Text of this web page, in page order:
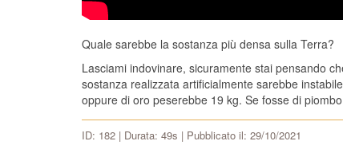
Quale sarebbe la sostanza più densa sulla Terra?
Lasciami indovinare, sicuramente stai pensando
sostanza realizzata artificialmente sarebbe
oppure di oro peserebbe 19 kg. Se fosse di
ID: 182 | Durata: 49s | Pubblicato il: 29/10/2021